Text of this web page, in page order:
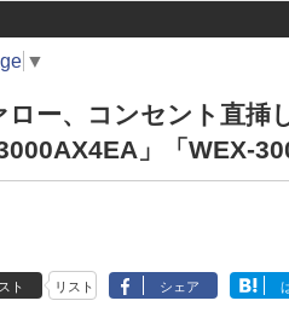
▼
ロー、コンセント直挿
3000AX4EA」「WEX-
ト リスト シェア